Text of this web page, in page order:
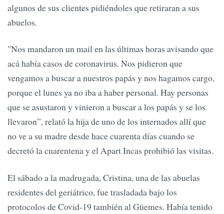
algunos de sus clientes pidiéndoles que retiraran a sus
abuelos.
"Nos mandaron un mail en las últimas horas avisando que
acá había casos de coronavirus. Nos pidieron que
vengamos a buscar a nuestros papás y nos hagamos cargo,
porque el lunes ya no iba a haber personal. Hay personas
que se asustaron y vinieron a buscar a los papás y se los
llevaron”, relató la hija de uno de los internados allí que
no ve a su madre desde hace cuarenta días cuando se
decretó la cuarentena y el Apart Incas prohibió las visitas.
El sábado a la madrugada, Cristina, una de las abuelas
residentes del geriátrico, fue trasladada bajo los
protocolos de Covid-19 también al Güemes. Había tenido